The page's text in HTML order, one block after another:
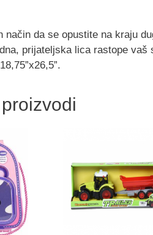
način da se opustite na kraju
prijateljska lica rastope